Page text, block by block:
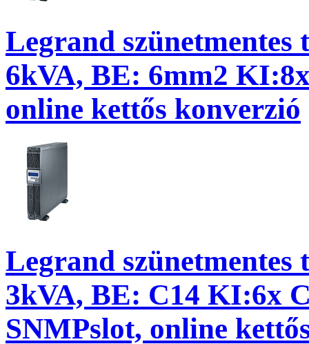
Legrand
6kVA, BE: 6mm2
online kettős konverzió
Legrand
3kVA, BE: C14 KI:6x
SNMPslot, online